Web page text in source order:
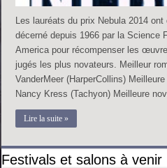
Les lauréats du prix Nebula 2014
décerné depuis 1966 par la Science
America pour récompenser les
jugés les plus novateurs. Meilleur
VanderMeer (HarperCollins)
Nancy Kress (Tachyon) Meilleure
Lire la suite »
Festivals et salons à venir